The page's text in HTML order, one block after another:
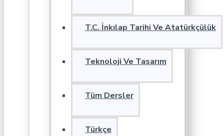
T.C. İnkılap Tarihi Ve Atatürkçülük
Teknoloji Ve Tasarım
Tüm Dersler
Türkçe